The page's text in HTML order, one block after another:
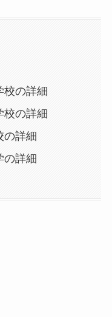
校の詳細
校の詳細
の詳細
の詳細